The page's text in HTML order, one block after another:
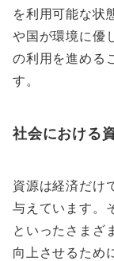
を利用可能な状
や国が環境に優
の利用を進める
す。
社会における
資源は経済だけ
与えています。
といったさまざ
向上させるため